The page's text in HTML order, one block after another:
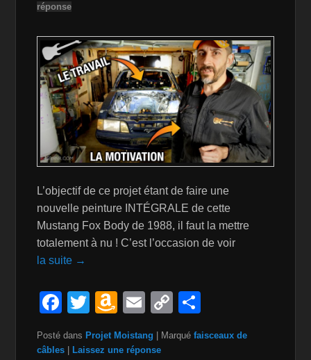
réponse
L’objectif de ce projet étant de faire une
nouvelle peinture INTÉGRALE de cette
Mustang Fox Body de 1988, il faut la mettre
totalement à nu ! C’est l’occasion de voir
la suite →
F
c
T
tt
A
a
E
ail
C
p
ta
Posté dans Projet Moistang Marqué faisceaux de
câbles
Laissez une réponse